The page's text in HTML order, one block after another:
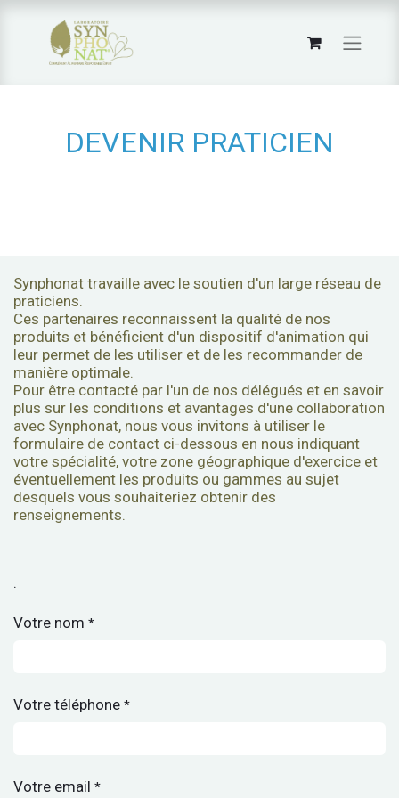
DEVENIR PRATICIEN
Synphonat travaille avec le soutien d'un large réseau de
praticiens.
Ces partenaires reconnaissent la qualité de nos
produits et bénéficient d'un dispositif d'animation qui
leur permet de les utiliser et de les recommander de
manière optimale.
Pour être contacté par l'un de nos délégués et en savoir
plus sur les conditions et avantages d'une collaboration
avec Synphonat, nous vous invitons à utiliser le
formulaire de contact ci-dessous en nous indiquant
votre spécialité, votre zone géographique d'exercice et
éventuellement les produits ou gammes au sujet
desquels vous souhaiteriez obtenir des
renseignements.
.
Votre nom *
Votre téléphone *
Votre email *